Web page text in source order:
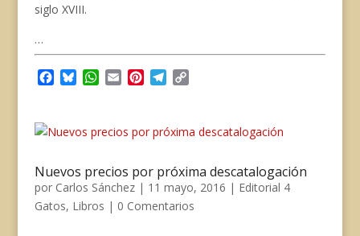
siglo XVIII.
…
e
b
o
k
e
s
y
W
t
s
p
p
i
l
t
e
e
s
t
e
g
a
m
y
L
n
k
Nuevos precios por próxima descatalogación
por Carlos Sánchez| 11 mayo, 2016 | Editorial 4
Gatos, Libros | 0 Comentarios